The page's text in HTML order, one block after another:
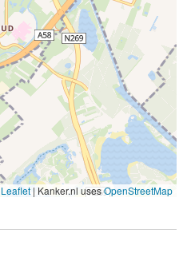
Leaflet | Kanker.nl usesOpenStreetMap